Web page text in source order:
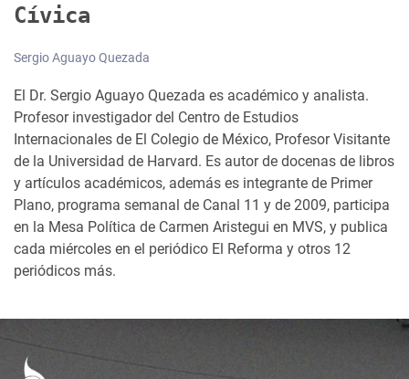
Cívica
Sergio Aguayo Quezada
El Dr. Sergio Aguayo Quezada es académico y analista.
Profesor investigador del Centro de Estudios
Internacionales de El Colegio de México, Profesor Visitante
de la Universidad de Harvard. Es autor de docenas de libros
y artículos académicos, además es integrante de Primer
Plano, programa semanal de Canal 11 y de 2009, participa
en la Mesa Política de Carmen Aristegui en MVS, y publica
cada miércoles en el periódico El Reforma y otros 12
periódicos más.